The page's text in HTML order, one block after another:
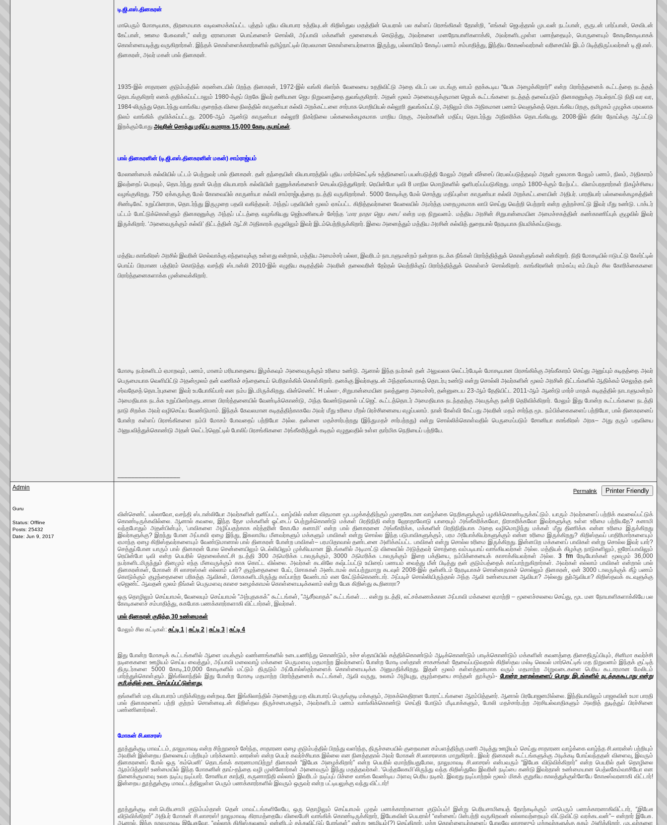
டி.ஜி.எஸ்.தினகரன்
மாபெரும் மோசடியாக, திறமையாக வடிவமைக்கப்பட்ட புத்தம் புதிய வியாபார உத்தியுடன் கிறிஸ்துவ மதத்தின் பெயரால் பல கள்ளப் பிரசங்கிகள் தோன்றி, ”எங்கள் ஜெபத்தால் முடவன் நடப்பான், குருடன் பார்ப்பான், செவிடன்
கேட்பான், ஊமை பேசுவான்,” என்று ஏராளமான பொய்களைச் சொல்லி, அப்பாவி மக்களின் மூளையைக் கெடுத்து, அவர்களை மனநோயாளிகளாக்கி, அவர்களிடமுள்ள பணத்தையும், பொருளையும் கோடிகோடியாகக்
கொள்ளையடித்து வருகிறார்கள். இந்தக் கொள்ளைக்காரர்களில் தமிழ்நாட்டில் பிரபலமான கொள்ளையர்களாக இருந்து, பல்லாயிரம் கோடிப் பணம் சம்பாதித்து, இந்திய கோடீஸ்வரர்கள் வரிசையில் இடம் பிடித்திருப்பவர்கள் டி.ஜி.எஸ்.
தினகரன், அவர் மகன் பால் தினகரன்.
1935-இல் சாதாரண குடும்பத்தில் சுரண்டையில் பிறந்த தினகரன், 1972-இல் வங்கி கிளர்க் வேலையை உதறிவிட்டு அதை விடப் பல மடங்கு லாபம் தரக்கூடிய “யேசு அழைக்கிறார்!” என்ற பிரார்த்தனைக் கூட்டத்தை நடத்தத்
தொடங்குகிறார் எனக் குறிக்கப்பட்டாலும் 1980-க்குப் பிறகே இவர் தனியான ஜெப நிறுவனத்தை துவங்குகிறார். அதன் மூலம் அனைவருக்குமான ஜெபக் கூட்டங்களை நடத்தத் தலைப்படும் தினகரனுக்கு அயல்நாட்டு நிதி வர வர,
1984-லிருந்து தொடர்ந்து வாங்கிய குறைந்த விலை நிலத்தில் காருண்யா கல்வி அறக்கட்டளை சார்பாக பொறியியல் கல்லூரி துவங்கப்பட்டு, அதிலும் மிக அதிகமான பணம் வெளுக்கத் தொடங்கிய பிறகு, தமிழகம் முழுக்க பரவலாக
நிலம் வாங்கிக் குவிக்கப்பட்டது. 2006-ஆம் ஆண்டு காருண்யா கல்லூரி நிகர்நிலை பல்கலைக்கழகமாக மாறிய பிறகு, அவர்களின் மதிப்பு தொடர்ந்து அதிகரிக்க தொடங்கியது. 2008-இல் தீவிர நோய்க்கு ஆட்பட்டு
இறக்கும்போது அவரின் சொத்து மதிப்பு சுமாராக 15,000 கோடி ருபாய்கள்.
பால் தினகரனின் (டி.ஜி.எஸ்.தினகரனின் மகன்) சாம்ராஜ்யம்
மேலாண்மைக் கல்வியில் பட்டம் பெற்றுவர் பால் தினகரன். தன் தந்தையின் வியாபாரத்தில் புதிய மார்க்கெட்டிங் உத்திகளைப் பயன்படுத்தி மேலும் அதன் வீச்சைப் பிரபலப்படுத்தவும் அதன் மூலமாக மேலும் பணம், நிலம், அதிகாரம்
இவற்றைப் பெறவும், தொடர்ந்து தான் பெற்ற வியாபாரக் கல்வியின் நுணுக்கங்களைச் செயல்படுத்துகிறார். ரெயின்போ டிவி 8 மாநில மொழிகளில் ஒளிபரப்பப்படுகிறது. மாதம் 1800-க்கும் மேற்பட்ட விளம்பரதாரர்கள் நிகழ்ச்சியை
வழங்குகிறது. 750 ஏக்கருக்கு மேல் கோவையில் காருண்யா கல்வி சாம்ராஜ்யத்தை நடத்தி வருகிறார்கள். 5000 கோடிக்கு மேல் சொத்து மதிப்புள்ள காருண்யா கல்வி அறக்கட்டளையின் அதிபர். பாரதியார் பல்கலைக்கழகத்தின்
சிண்டிகேட் உறுப்பினராக, தொடர்ந்து இருமுறை பதவி வகித்தவர். அந்தப் பதவியின் மூலம் ஏகப்பட்ட கிறித்தவர்களை வேலையில் அமர்த்த மறைமுகமாக லாபி செய்து வெற்றி பெற்றார் என்ற குற்றச்சாட்டு இவர் மீது உண்டு. டாக்டர்
பட்டம் போட்டுக்கொள்ளும் தினகரனுக்கு அந்தப் பட்டத்தை வழங்கியது ஜெர்மனியைச் சேர்ந்த ‘மார நாதா ஜெப சபை’என்ற மத நிறுவனம். மத்திய அரசின் சிறுபான்மையின அமைச்சகத்தின் கண்காணிப்புக் குழுவில் இவர்
இருக்கிறார். ‘அனைவருக்கும் கல்வி’ திட்டத்தின் ஆட்சி அதிகாரக் குழுவிலும் இவர் இடம்பெற்றிருக்கிறார். இவை அனைத்தும் மத்திய அரசின் கல்வித் துறையால் நேரடியாக நியமிக்கப்படுவது.
மத்திய காங்கிரஸ் அரசில் இவரின் செல்வாக்கு எந்தளவுக்கு உள்ளது என்றால், மத்திய அமைச்சர் பல்லா, இவரிடம் நாடாளுமன்றம் நன்றாக நடக்க நீங்கள் பிரார்த்தித்துக் கொள்ளுங்கள் என்கிறார். நிதி மோசடியில் ஈடுபட்டு கோர்ட்டில்
பொய்ப் பிரமாண பத்திரம் கொடுத்த வசந்தி ஸ்டான்லி 2010-இல் எழுதிய கடிதத்தில் அவரின் தலைவரின் தேர்தல் வெற்றிக்குப் பிரார்த்தித்துக் கொள்ளச் சொல்கிறார். காங்கிரஸின் ராம்சுப்பு எம்.பியும் சில கோரிக்கைகளை
பிரார்த்தனைகளாக்க முன்வைக்கிறார்.
மோசடி நபர்களிடம் ஏமாறவும், பணம், மானம் மரியாதையை இழக்கவும் அனைவருக்கும் உரிமை உண்டு. ஆனால் இந்த நபர்கள் தன் அலுவலக லெட்டர்பேடில் மோசடியான பிரசங்கிக்கு அங்கீகாரம் செய்து அனுப்பும் கடிதத்தை அவர்
பெருமையாக வெளியிட்டு அதன்மூலம் தன் வணிகச் சந்தையைப் பெரிதாக்கிக் கொள்கிறார். தனக்கு இவர்களுடன் அந்தரங்கமாகத் தொடர்பு உண்டு என்று சொல்லி அவர்களின் மூலம் அரசின் திட்டங்களில் ஆதிக்கம் செலுத்த தன்
சர்வதேசத் தொடர்புகளை இவர் உபயோகிப்பார் என நம்ப இடமிருக்கிறது. வின்செண்ட் H பல்லா-, சிறுபான்மையின நலத்துறை அமைச்சர், தன்னுடைய 23-ஆம் தேதியிட்ட 2011-ஆம் ஆண்டு மார்ச் மாதக் கடிதத்தில் நாடாளுமன்றம்
அமைதியாக நடக்க உறுப்பினர்களுடனான பிரார்த்தனையில் வேண்டிக்கொண்டு, அந்த வேண்டுதலால் பட்ஜெட் கூட்டத்தொடர் அமைதியாக நடந்ததற்கு அவருக்கு நன்றி தெரிவிக்கிறார். மேலும் இது போன்ற கூட்டங்களை நடத்தி
நாடு சிறக்க அவர் வழிசெய்ய வேண்டுமாம். இந்தக் கேவலமான கடிதத்திற்காகவே அவர் மீது உரிமை மீறல் பிரச்சினையை எழுப்பலாம். நான் கேள்வி கேட்பது அவரின் மதம் சார்ந்த மூட நம்பிக்கைகளைப் பற்றியோ, பால் தினகரனைப்
போன்ற கள்ளப் பிரசங்கிகளை நம்பி மோசம் போவதைப் பற்றியோ அல்ல. தன்னை மதச்சார்பற்றது (இந்துமதச் சார்பற்றது) என்று சொல்லிக்கொள்வதில் பெருமைப்படும் சோனியா காங்கிரஸ் அரசு– அது தரும் பதவியை
அனுபவித்துக்கொண்டு அதன் லெட்டர்ஹெட்டில் போலிப் பிரசங்கிகளை அங்கீகரித்துக் கடிதம் எழுதுவதில் உள்ள தார்மிக நெறியைப் பற்றியே.
Admin
Guru
Status: Offline
Posts: 25432
Date: Jun 9, 2017
Permalink Printer Friendly
வின்செண்ட் பல்லாவோ, வசந்தி ஸ்டான்லியோ அவர்களின் தனிப்பட்ட வாழ்வில் என்ன விதமான மூடபழக்கத்திற்கும் முறைகேடான வாழ்க்கை நெறிகளுக்கும் பழகிக்கொண்டிருக்கட்டும். யாரும் அவர்களைப் பற்றிக் கவலைப்பட்டுக்
கொண்டிருக்கவில்லை. ஆனால் கவலை, இந்த தேச மக்களின் ஓட்டைப் பெற்றுக்கொண்டு மக்கள் பிரதிநிதி என்ற ஹோதாவோடு யாரையும் அங்கீகரிக்கவோ, நிராகரிக்கவோ இவர்களுக்கு உள்ள உரிமை பற்றியதே? சுனாமி
வந்தபோதும் அதன்பின்பும், ‘பாவிகளை அழிப்பதற்காக கர்த்தரின் கோபமே சுனாமி’ என்ற பால் தினகரனை அங்கீகரிக்க, மக்களின் பிரதிநிதியாக அதை வழிமொழிந்து மக்கள் மீது திணிக்க என்ன உரிமை இருக்கிறது
இவர்களுக்கு? இறந்து போன அப்பாவி ஏழை இந்து, இசுலாமிய மீனவர்களும் மக்களும் பாவிகள் என்று சொல்ல இந்த படுபாவிகளுக்கும், பரம அயோக்கியர்களுக்கும் என்ன உரிமை இருக்கிறது? கிறிஸ்தவப் பாதிரிமார்களையும்
ஏமாந்த ஏழை கிறிஸ்தவர்களையும் வேண்டுமானால் பால் தினகரன் போன்ற பாவிகள்– பரமபிதாவால் தண்டனை அளிக்கப்பட்ட பாவிகள் என்று சொல்ல உரிமை இருக்கிறது. இன்னபிற மக்களைப் பாவிகள் என்று சொல்ல இவர் யார்?
செத்துப்போன யாரும் பால் தினகரன் போல சென்னையிலும் டெல்லியிலும் முக்கியமான இடங்களில் அடிமாட்டு விலையில் அடுத்தவர் சொத்தை வம்படியாய் வாங்கியவர்கள் அல்ல. மத்தியக் கிழக்கு நாடுகளிலும், ஐரோப்பாவிலும்
ரெயின்போ டிவி என்ற பெயரில் தொலைக்காட்சி நடத்தி 300 அமெரிக்க டாலருக்கும், 3000 அமெரிக்க டாலருக்கும் இறை பக்தியை, நம்பிக்கையைக் காசாக்கியவர்கள் அல்ல.3 fm ரேடியோக்கள் மூலமும் 36,000
நபர்களிடமிருந்தும் தினமும் எந்த மீனவருக்கும் காசு கொட்ட வில்லை. அவர்கள் கடலிலே கஷ்டப்பட்டு உயிரைப் பணயம் வைத்து மீன் பிடித்து தன் குடும்பத்தைக் காப்பாற்றுகிறார்கள். அவர்கள் எல்லாம் பாவிகள் என்றால் பால்
தினகரன்கள், மோகன் சி லாசரஸ்கள் எல்லாம் யார்? குழந்தைகளை பேய், பிசாசுகள் அண்டாமல் காப்பற்றுமாறு கடவுள் 2008-இல் தன்னிடம் நேரடியாகச் சொன்னதாகச் சொல்லும் தினகரன், ஏன் 3000 டாலருக்குக் கீழ் பணம்
கொடுக்கும் குழந்தைகளை பரிசுத்த ஆவிகள், பிசாசுகளிடமிருந்து காப்பாற்ற வேண்டாம் என கேட்டுக்கொண்டார். அப்படிச் சொல்லியிருந்தால் அந்த ஆவி உண்மையான ஆவியா? அல்லது துர்ஆவியா? கிறிஸ்தவக் கடவுளுக்கு
ஏஜெண்ட் ஆவதன் மூலம் நீங்கள் பெருமளவு காசை உழைக்காமல் கொள்ளையடிக்கலாம் என்று யேசு கிறிஸ்து கூறினாரா?
ஒரு தொழிலும் செய்யாமல், வேலையும் செய்யாமல் ”அற்புதசுகக்” கூட்டங்கள், ”ஆசீர்வாதக்” கூட்டங்கள்…. என்று நடத்தி, லட்சக்கணக்கான அப்பாவி மக்களை ஏமாற்றி – மூளைச்சலவை செய்து, மூட மன நோயாளிகளாக்கியே பல
கோடிகளைச் சம்பாதித்து, சுகபோக பணக்காரர்களாகி விட்டார்கள், இவர்கள்.
பால் தினகரன் குறித்த 30 உண்மைகள்
மேலும் சில சுட்டிகள்: சுட்டி 1 சுட்டி 2 சுட்டி 3 சுட்டி 4
இது போன்ற மோசடிக் கூட்டங்களில் ஆளை மயக்கும் வண்ணங்களில் உடையணிந்து கொண்டும், உச்ச ஸ்தாயியில் கத்திக்கொண்டும் ஆடிக்கொண்டும் பாடிக்கொண்டும் மக்களின் கவனத்தை திசைதிருப்பியும், சினிமா கவர்ச்சி
நடிகைகளை ஊழியம் செய்ய வைத்தும், அப்பாவி மலைவாழ் மக்களை பெருமளவு மதமாற்ற இவர்களைப் போன்ற மோடி மஸ்தான் சாகசங்கள் தேவைப்படுவதால் கிறிஸ்தவ மல்டி லெவல் மார்கெட்டிங் மத நிறுவனம் இந்தக் குட்டித்
திருடர்களை 5000 கோடி,10,000 கோடிகளில் மட்டும் திருடும் அப்போல்ஸ்தர்களைக் கொள்ளையடிக்க அனுமதிக்கிறது. இதன் மூலம் கள்ளத்தனமாக வரும் மதமாற்ற அறுவடைகளை பெரிய கூடாரமான மேலிடம்
பார்த்துக்கொள்ளும். இங்கிலாந்தில் இது போன்ற மோசடி மதமாற்ற பிரார்த்தனைக் கூட்டங்கள், ஆவி வருது, உலகம் அழியுது, குழந்தையை சாத்தன் தூக்கும்- போன்ற உளறல்களைப் பொது இடங்களில் நடத்தககூடாது என்று
சமீபத்தில் தடை செய்யப்பட்டுள்ளது.
தங்களின் மத வியாபாரம் பாதிக்கிறது என்றவுடனே இங்கிலாந்தில் அனைத்து மத வியாபாரப் பெருங்குடி மக்களும், அரசுக்கெதிரான போராட்டங்களை ஆரம்பித்தனர். ஆனால் பிரயோஜனமில்லை. இந்தியாவிலும் பாஜகவின் உமா பாரதி
பால் தினகரனைப் பற்றி குற்றம் சொன்னவுடன் கிறிஸ்தவ திருச்சபைகளும், அவர்களிடம் பணம் வாங்கிக்கொண்டு செய்தி போடும் மீடியாக்களும், போலி மதச்சார்பற்ற அரசியல்வாதிகளும் அலறித் துடித்துப் பிரச்சினை
பண்ணினார்கள்.
மோகன் சி.லாசரஸ்
தூத்துக்குடி மாவட்டம்,நாலுமாவடி என்ற சிற்றூரைச் சேர்ந்த, சாதாரண ஏழை குடும்பத்தில் பிறந்து வளர்ந்த, திருச்சபையில் குறைவான சம்பளத்திற்கு மணி அடித்து ஊழியம் செய்து சாதாரண வாழ்க்கை வாழ்ந்த சி.லாரன்ஸ் பற்றியும்
அவரின் இன்றைய நிலையைப் பற்றியும் பார்க்கலாம். லாரன்ஸ் என்ற பெயர் கவர்ச்சியாக இல்லை என நினத்ததால் அவர் மோகன் சி.லாசரஸாக மாறுகிறார்.. இவர் தினகரன் கூட்டங்களுக்கு அடிக்கடி போய்வந்ததன் விளைவு, இவரும்
தினகரனைப் போல் ஒரு ‘கம்பெனி’ தொடங்கக் காரணமாயிற்று! தினகரன் “இயேசு அழைக்கிறார்” என்ற பெயரில் ஏமாற்றியதுபோல, நாலுமாவடி சி.லாசரஸ் என்பவரும் “இயேசு விடுவிக்கிறார்” என்ற பெயரில் தன் தொழிலை
ஆரம்பித்தார்! உண்மையில் இந்த மோகனின் தாய்-தந்தை வழி முன்னோர்கள் அனைவரும் இந்து மதத்தவர்கள். ‘பெத்தலேகமி’லிருந்து வந்த கிறிஸ்துவே இவரின் நடிப்பை கண்டு இவர்தான் உண்மையான பெத்லகேம்வாசியோ என
நினைக்குமளவு உலக நடிப்பு நடிப்பார். சோனியா காந்தி, கருணாநிதி எல்லாம் இவரிடம் நடிப்புப் பிச்சை வாங்க வேண்டிய அளவு பெரிய நடிகர். இவரது நடிப்பாற்றல் மூலம் மிகக் குறுகிய காலத்துக்குள்ளேயே கோடீஸ்வரனாகி விட்டார்!
இன்றைய தூத்துக்குடி மாவட்டத்திலுள்ள பெரும் பணக்காரர்களில் இவரும் ஒருவர் என்ற பட்டியலுக்கு வந்து விட்டார்!
தூத்துக்குடி என்.பெரியசாமி குடும்பம்தான் தென் மாவட்டங்களிலேயே, ஒரு தொழிலும் செய்யாமல் முதல் பணக்காரர்களான குடும்பம்! இன்று பெரியசாமியைத் தோற்கடிக்கும் மாபெரும் பணக்காரனாகிவிட்டார், “இயேசு
விடுவிக்கிறார்”அதிபர் மோகன் சி.லாசரஸ்! நாலுமாவடி கிராமத்தையே விலைபேசி வாங்கிக் கொண்டிருக்கிறார், இயேசுவின் பெயரால்! “என்னைப் பின்பற்றி வருகிறவன் எல்லாவற்றையும் விட்டுவிட்டு வரக்கடவன்”– என்றார் இயேசு.
ஆனால், இந்த நாலுமாவடி இயேசுவோ, “எல்லாக் கிறிஸ்துவனும் என்னிடம் தந்துவிட்டுப் போங்கள்” என்று ஊழியம்(?) செய்கிறார். மற்ற கொள்ளையர்களைப் போலவே லாசரஸும் மற்றவர்களுக்கு சுகம் அளிக்கிறார். முடவர்களை